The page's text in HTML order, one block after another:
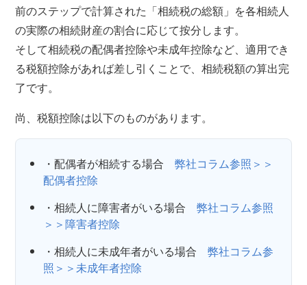
前のステップで計算された「相続税の総額」を各相続人
の実際の相続財産の割合に応じて按分します。
そして相続税の配偶者控除や未成年控除など、適用でき
る税額控除があれば差し引くことで、相続税額の算出完
了です。
尚、税額控除は以下のものがあります。
・配偶者が相続する場合弊社コラム参照＞＞
配偶者控除
・相続人に障害者がいる場合弊社コラム参照
＞＞障害者控除
・相続人に未成年者がいる場合弊社コラム参
照＞＞未成年者控除